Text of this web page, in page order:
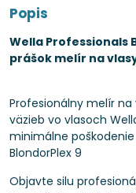
Popis
Wella Professionals
prášok melír na
Profesionálny melír
väzieb vo vlasoch
minimálne
BlondorPlex 9
Objavte silu